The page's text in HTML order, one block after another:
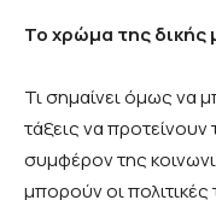
Το χρώμα της δικής
Τι σημαίνει όμως να
τάξεις να προτείνουν
συμφέρον της
μπορούν οι